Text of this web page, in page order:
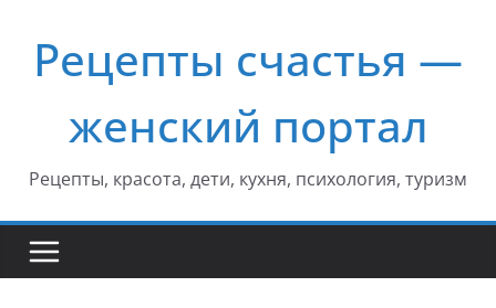
содержимому
Рецепты счастья —
женский портал
Рецепты, красота, дети, кухня, психология, туризм